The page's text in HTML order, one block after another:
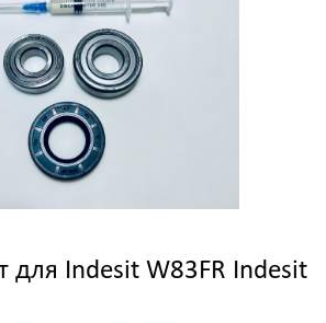
для Indesit W83FR Indesit